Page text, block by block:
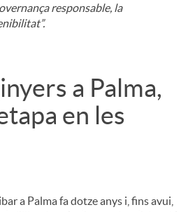
responsable, la
a Palma,
en les
a Palma fa dotze anys i, fins avui,